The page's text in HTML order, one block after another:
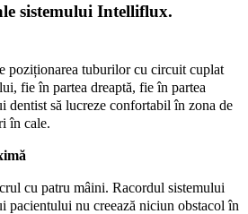
sistemului Intelliflux.
poziționarea tuburilor cu circuit cuplat
fie în partea dreaptă, fie în partea
dentist să lucreze confortabil în zona de
în cale.
cu patru mâini. Racordul sistemului
pacientului nu creează niciun obstacol în